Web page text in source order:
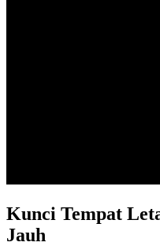
Kunci Tempat
Jauh